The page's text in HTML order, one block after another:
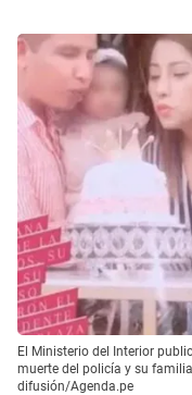
El Ministerio del Interior
muerte del policía y su
difusión/Agenda.pe